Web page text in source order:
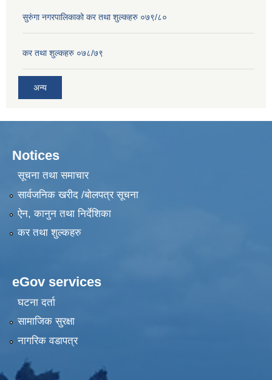
सुरुंगा नगरपालिकाको कर तथा शुल्कहरु ०७९/८०
कर तथा शुल्कहरु ०७८/७९
अन्य
Notices
सूचना तथा समाचार
सार्वजनिक खरीद /बोलपत्र सूचना
ऐन, कानुन तथा निर्देशिका
कर तथा शुल्कहरु
eGov services
घटना दर्ता
सामाजिक सुरक्षा
नागरिक वडापत्र